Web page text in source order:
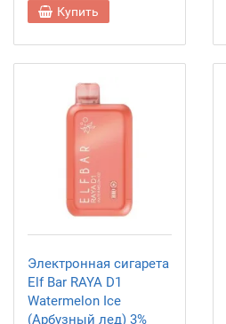
Купить
Электронная сигарета
Elf Bar RAYA D1
Watermelon Ice
(Арбузный лед) 3%